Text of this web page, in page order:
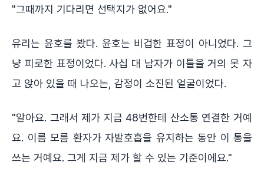
"그때까지 기다리면 선택지가 없어요."
유리는 윤호를 봤다. 윤호는 비겁한 표정이 아니었다. 그
냥 피로한 표정이었다. 사십 대 남자가 이틀을 거의 못 자
고 앉아 있을 때 나오는, 감정이 소진된 얼굴이었다.
"알아요. 그래서 제가 지금 48번한테 산소통 연결한 거예
요. 이름 모름 환자가 자발호흡을 유지하는 동안 이 통을
쓰는 거예요. 그게 지금 제가 할 수 있는 기준이에요."